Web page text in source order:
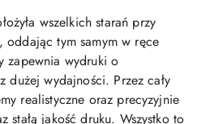
wszelkich starań przy
tym samym w ręce
zapewnia wydruki o
dużej wydajności. Przez cały
realistyczne oraz precyzyjnie
stałą jakość druku. Wszystko to